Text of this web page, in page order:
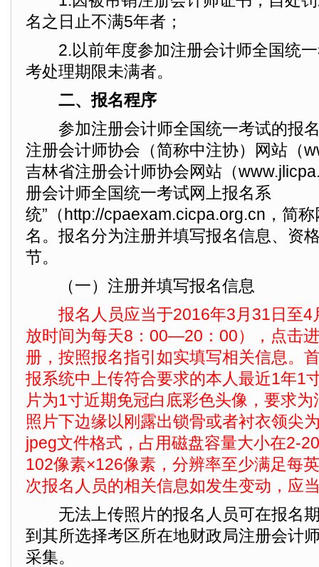
名之日止不满5年者；
2.以前年度参加注册会计师全国统一
考处理期限未满者。
二、报名程序
参加注册会计师全国统一考试的报名
注册会计师协会（简称中注协）网站（
吉林省注册会计师协会网站（
册会计师全国统一考试网上报名系
统”（http://cpaexam.cicpa.org.cn，简
名。报名分为注册并填写报名信息、资
节。
（一）注册并填写报名信息
报名人员应当于2016年3月31日至
放时间为每天8：00—20：00），点击
册，按照报名指引如实填写相关信息。
报系统中上传符合要求的本人最近1年1
片为1寸近期免冠白底彩色头像，要求
照片下边缘以刚露出锁骨或者衬衣领尖
jpeg文件格式，占用磁盘容量大小在2-
102像素×126像素，分辨率至少满足每
次报名人员的相关信息如发生变动，应
无法上传照片的报名人员可在报名期
到其所选择考区所在地财政局注册会计
采集。